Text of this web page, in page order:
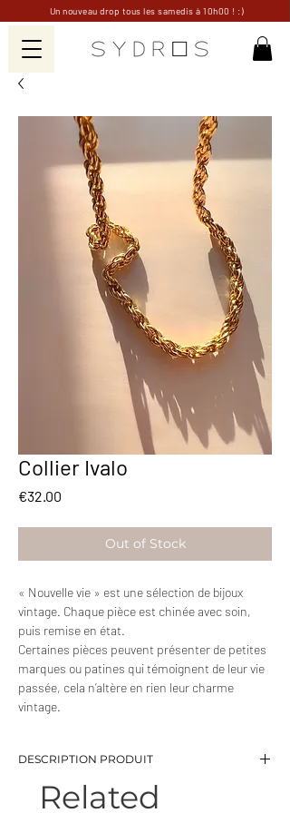
Un nouveau drop tous les samedis à 10h00 ! :)
Collier Ivalo
€32.00
Out of Stock
« Nouvelle vie » est une sélection de bijoux
vintage. Chaque pièce est chinée avec soin,
puis remise en état.
Certaines pièces peuvent présenter de petites
marques ou patines qui témoignent de leur vie
passée, cela n’altère en rien leur charme
vintage.
DESCRIPTION PRODUIT
-Chaine torsadée minimaliste
Related